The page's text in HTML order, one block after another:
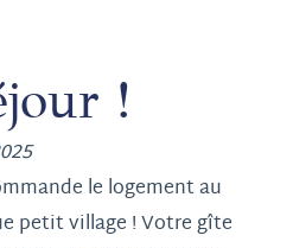
!
le logement au
petit village ! Votre gîte